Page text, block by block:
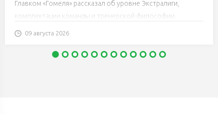
них нет. Нужно правильно использовать свои
Главком «Гомеля» рассказал об уровне Экстралиги,
комплектации команды и тренерской философии.
09 августа 2026